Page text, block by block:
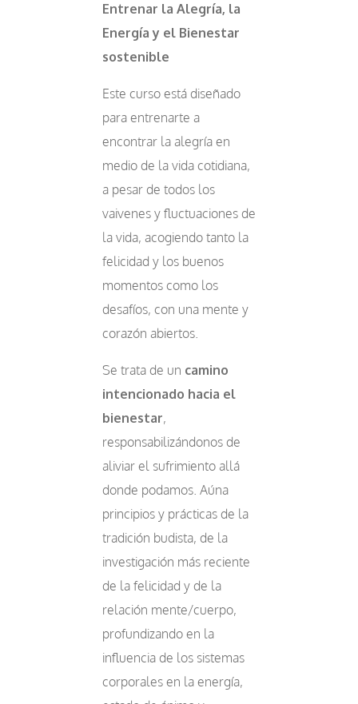
Entrenar la Alegría, la
Energía y el Bienestar
sostenible
Este curso está diseñado
para entrenarte a
encontrar la alegría en
medio de la vida cotidiana,
a pesar de todos los
vaivenes y fluctuaciones de
la vida, acogiendo tanto la
felicidad y los buenos
momentos como los
desafíos, con una mente y
corazón abiertos.
Se trata de un camino
intencionado hacia el
bienestar,
responsabilizándonos de
aliviar el sufrimiento allá
donde podamos. Aúna
principios y prácticas de la
tradición budista, de la
investigación más reciente
de la felicidad y de la
relación mente/cuerpo,
profundizando en la
influencia de los sistemas
corporales en la energía,